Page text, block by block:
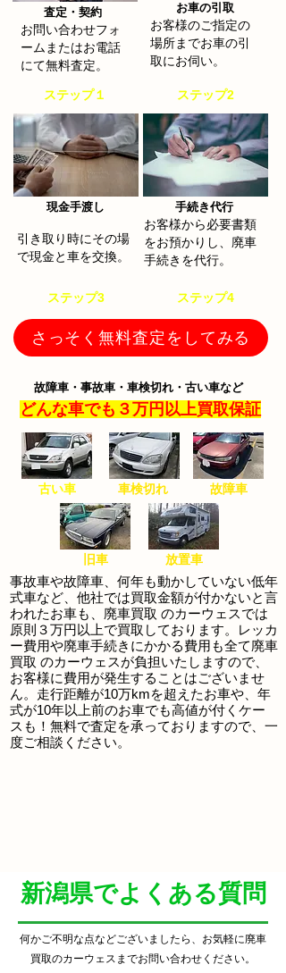
​査定・契約
お問い合わせフォ
ームまたはお電話
にて無料査定。
​ステップ１
お車の引取
お客様のご指定の
場所までお車の引
取にお伺い。
​ステップ2
​現金手渡し
​引き取り時にその場
で現金と車を交換。
​ステップ3
手続き代行​
お客様から必要書類
をお預かりし、廃車
手続きを代行。
​ステップ4
さっそく無料査定をしてみる
故障車・事故車・車検切れ・古い車など
どんな車でも３万円以上買取保証
古い車 ​車検切れ ​故障車
​旧車 ​放置車
事故車や故障車、何年も動かしていない低年
式車など、他社では買取金額が付かないと言
われたお車も、 廃車買取 のカーウェスでは
原則３万円以上で買取しております。レッカ
ー費用や廃車手続きにかかる費用も全て廃車
買取 のカーウェスが負担いたしますので、
お客様に費用が発生することはございませ
ん。走行距離が10万kmを超えたお車や、年
式が10年以上前のお車でも高値が付くケー
スも！無料で査定を承っておりますので、一
度ご相談ください。
​新潟県でよくある質問
何かご不明な点などございましたら、お気軽に廃車
買取のカーウェスまでお問い合わせください。